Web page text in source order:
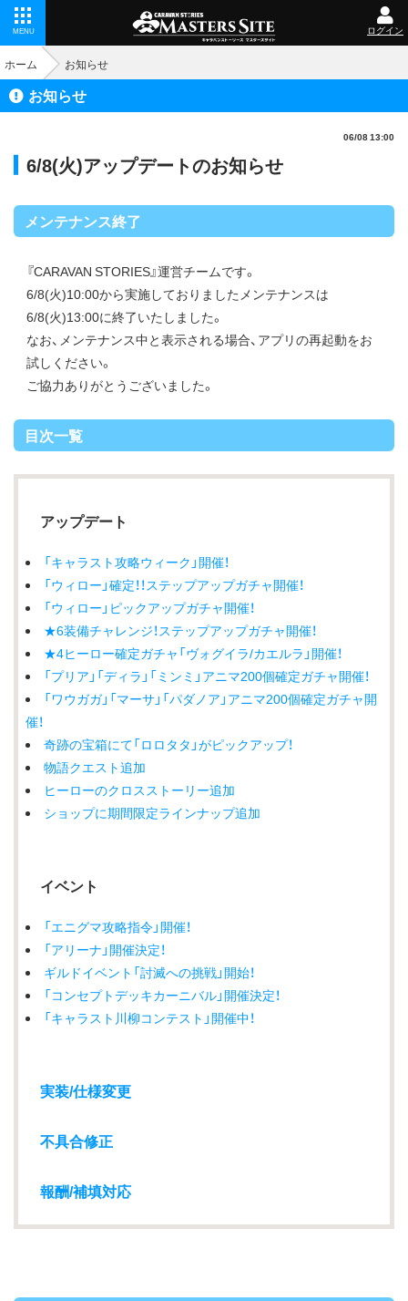
MENU ログイン
ホーム お知らせ
お知らせ
06/08 13:00
6/8(火)アップデートのお知らせ
メンテナンス終了
『CARAVAN STORIES』運営チームです。
6/8(火)10:00から実施しておりましたメンテナンスは
6/8(火)13:00に終了いたしました。
なお、メンテナンス中と表示される場合、アプリの再起動をお
試しください。
ご協力ありがとうございました。
目次一覧
アップデート
「キャラスト攻略ウィーク」開催！
「ウィロー」確定！！ステップアップガチャ開催！
「ウィロー」ピックアップガチャ開催！
★6装備チャレンジ！ステップアップガチャ開催！
★4ヒーロー確定ガチャ「ヴォグイラ/カエルラ」開催！
「プリア」「ディラ」「ミンミ」アニマ200個確定ガチャ開催！
「ワウガガ」「マーサ」「パダノア」アニマ200個確定ガチャ開
催！
奇跡の宝箱にて「ロロタタ」がピックアップ！
物語クエスト追加
ヒーローのクロスストーリー追加
ショップに期間限定ラインナップ追加
イベント
「エニグマ攻略指令」開催！
「アリーナ」開催決定！
ギルドイベント「討滅への挑戦」開始！
「コンセプトデッキカーニバル」開催決定！
「キャラスト川柳コンテスト」開催中！
実装/仕様変更
不具合修正
報酬/補填対応